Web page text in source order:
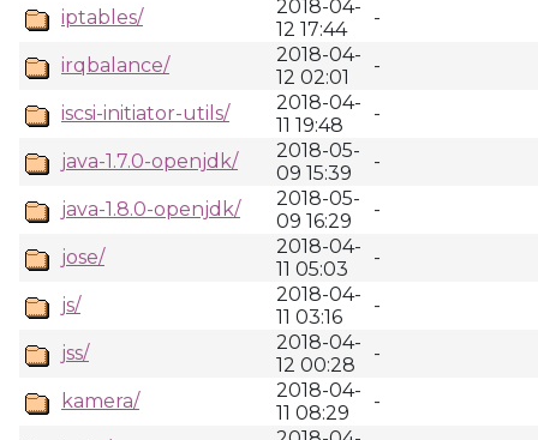
iptables/
2018-04-
12 17:44
-
irqbalance/
2018-04-
12 02:01
-
iscsi-initiator-utils/
2018-04-
11 19:48
-
java-1.7.0-openjdk/
2018-05-
09 15:39
-
java-1.8.0-openjdk/
2018-05-
09 16:29
-
jose/
2018-04-
11 05:03
-
js/
2018-04-
11 03:16
-
jss/
2018-04-
12 00:28
-
kamera/
2018-04-
11 08:29
-